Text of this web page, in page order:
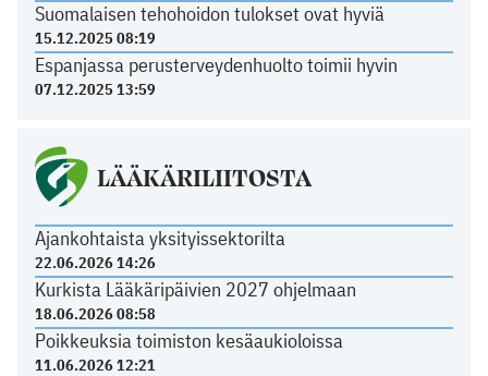
Suomalaisen tehohoidon tulokset ovat hyviä
15.12.2025 08:19
Espanjassa perusterveydenhuolto toimii hyvin
07.12.2025 13:59
LÄÄKÄRILIITOSTA
Ajankohtaista yksityissektorilta
22.06.2026 14:26
Kurkista Lääkäripäivien 2027 ohjelmaan
18.06.2026 08:58
Poikkeuksia toimiston kesäaukioloissa
11.06.2026 12:21